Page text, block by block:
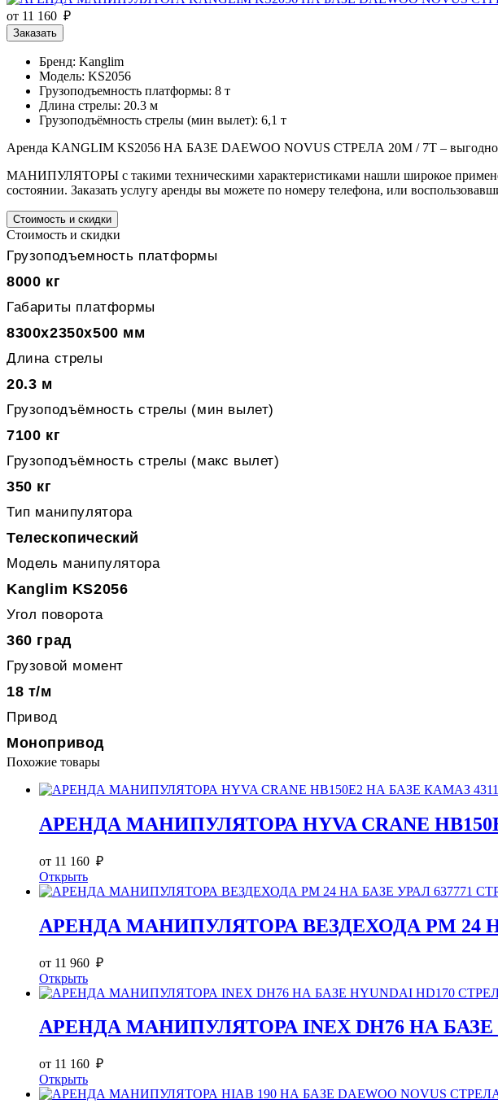
от 11 160 ₽
Заказать
Бренд: Kanglim
Модель: KS2056
Грузоподъемность платформы: 8 т
Длина стрелы: 20.3 м
Грузоподъёмность стрелы (мин вылет): 6,1 т
Аренда KANGLIM KS2056 НА БАЗЕ DAEWOO NOVUS СТРЕЛА 20М / 7Т – выгодное
МАНИПУЛЯТОРЫ с такими техническими характеристиками нашли широкое
состоянии. Заказать услугу аренды вы можете по номеру телефона, или
Стоимость и скидки
Стоимость и скидки
Грузоподъемность платформы
8000 кг
Габариты платформы
8300x2350x500 мм
Длина стрелы
20.3 м
Грузоподъёмность стрелы (мин вылет)
7100 кг
Грузоподъёмность стрелы (макс вылет)
350 кг
Тип манипулятора
Телескопический
Модель манипулятора
Kanglim KS2056
Угол поворота
360 град
Грузовой момент
18 т/м
Привод
Монопривод
Похожие товары
АРЕНДА МАНИПУЛЯТОРА HYVA CRANE
от 11 160 ₽
Открыть
АРЕНДА МАНИПУЛЯТОРА ВЕЗДЕХОДА PM 24
от 11 960 ₽
Открыть
АРЕНДА МАНИПУЛЯТОРА INEX DH76 НА БАЗЕ
от 11 160 ₽
Открыть